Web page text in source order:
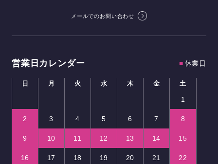
メールでのお問い合わせ
営業日カレンダー ■ 休業日
日 月 火 水 木 金 土
1
2 3 4 5 6 7 8
9 10 11 12 13 14 15
16 17 18 19 20 21 22